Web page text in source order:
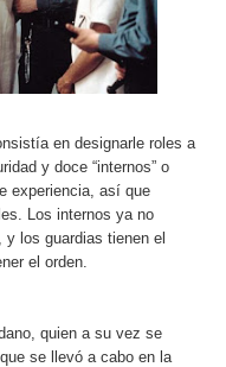
en designarle roles a
y doce “internos” o
experiencia, así que
Los internos ya no
y los guardias tienen el
el orden.
quien a su vez se
se llevó a cabo en la